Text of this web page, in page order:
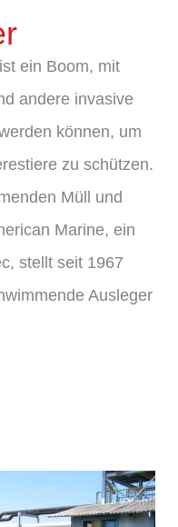
ein Boom, mit
andere invasive
können, um
zu schützen.
Müll und
Marine, ein
stellt seit 1967
Ausleger